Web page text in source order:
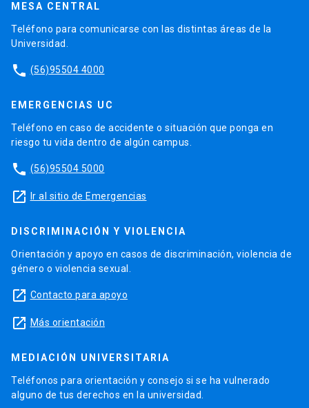
MESA CENTRAL
Teléfono para comunicarse con las distintas áreas de la
Universidad.
phone (56)95504 4000
EMERGENCIAS UC
Teléfono en caso de accidente o situación que ponga en
riesgo tu vida dentro de algún campus.
phone (56)95504 5000
launch Ir al sitio de Emergencias
DISCRIMINACIÓN Y VIOLENCIA
Orientación y apoyo en casos de discriminación, violencia de
género o violencia sexual.
launch Contacto para apoyo
launch Más orientación
MEDIACIÓN UNIVERSITARIA
Teléfonos para orientación y consejo si se ha vulnerado
alguno de tus derechos en la universidad.